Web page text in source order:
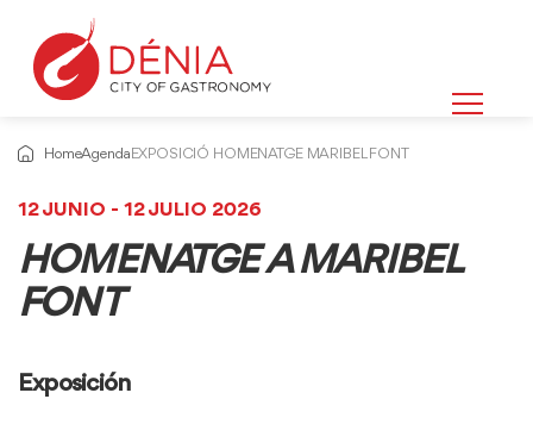
HomeAgenda EXPOSICIÓ HOMENATGE MARIBEL FONT
12 JUNIO - 12 JULIO 2026
HOMENATGE A MARIBEL
FONT
Exposición